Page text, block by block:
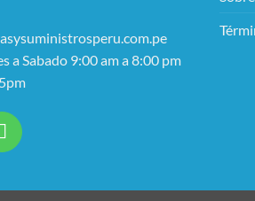
a Sabado 9:00 am a 8:00 pm